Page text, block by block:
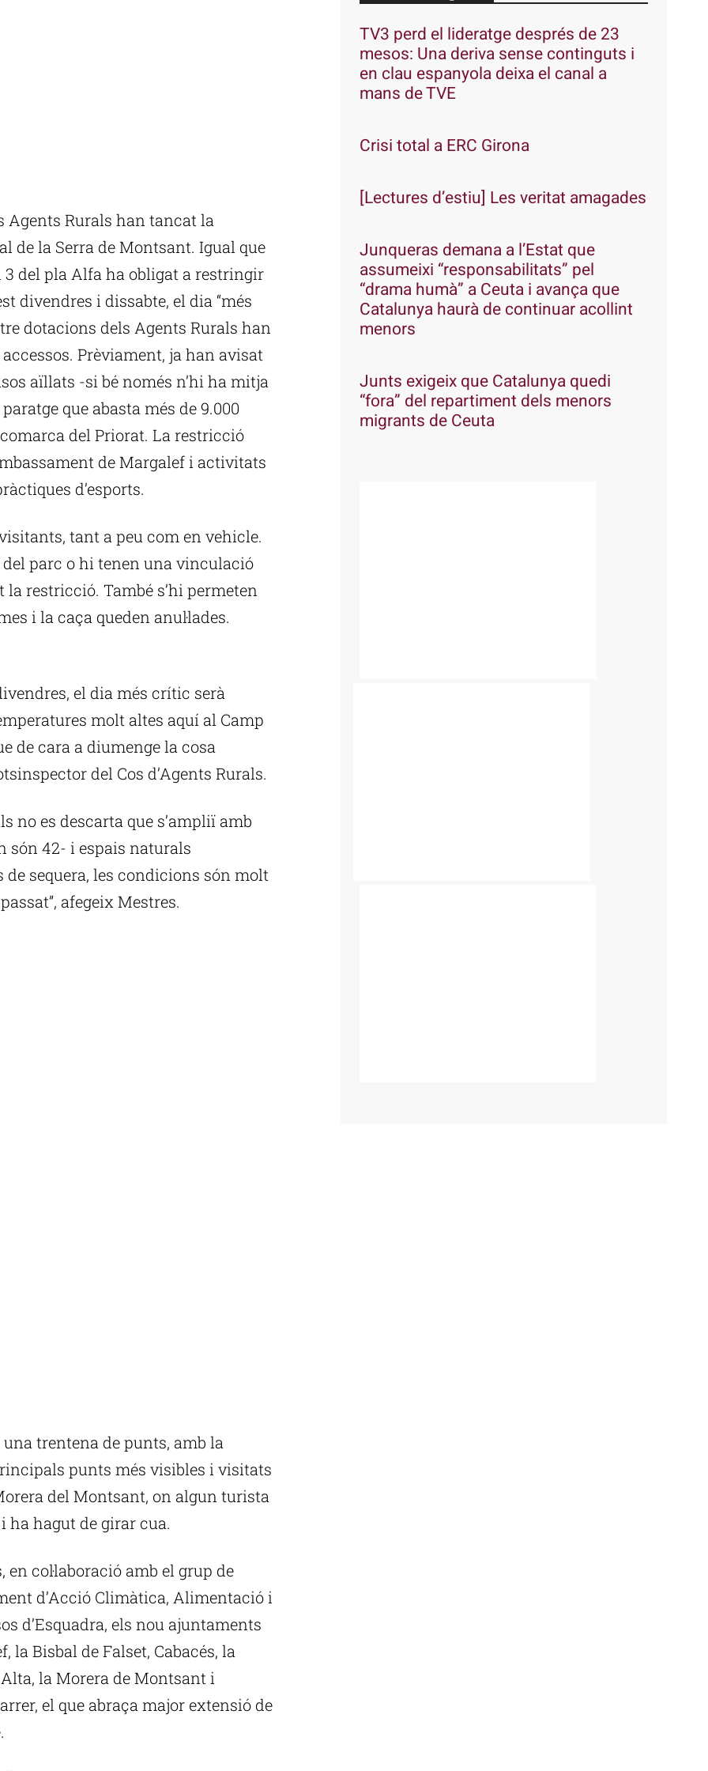
Agents Rurals han tancat la
de la Serra de Montsant. Igual que
3 del pla Alfa ha obligat a restringir
divendres i dissabte, el dia “més
dotacions dels Agents Rurals han
Prèviament, ja han avisat
aïllats -si bé només n’hi ha mitja
que abasta més de 9.000
del Priorat. La restricció
de Margalef i activitats
d’esports.
tant a peu com en vehicle.
parc o hi tenen una vinculació
restricció. També s’hi permeten
i la caça queden anul·lades.
el dia més crític serà
molt altes aquí al Camp
de cara a diumenge la cosa
del Cos d’Agents Rurals.
no es descarta que s’ampliï amb
són 42- i espais naturals
sequera, les condicions són molt
afegeix Mestres.
trentena de punts, amb la
punts més visibles i visitats
del Montsant, on algun turista
ha hagut de girar cua.
col·laboració amb el grup de
d’Acció Climàtica, Alimentació i
d’Esquadra, els nou ajuntaments
Bisbal de Falset, Cabacés, la
la Morera de Montsant i
el que abraça major extensió de
TV3 perd el lideratge després de 23
mesos: Una deriva sense continguts i
en clau espanyola deixa el canal a
mans de TVE
Crisi total a ERC Girona
[Lectures d’estiu] Les veritat amagades
Junqueras demana a l’Estat que
assumeixi “responsabilitats” pel
“drama humà” a Ceuta i avança que
Catalunya haurà de continuar acollint
menors
Junts exigeix que Catalunya quedi
“fora” del repartiment dels menors
migrants de Ceuta